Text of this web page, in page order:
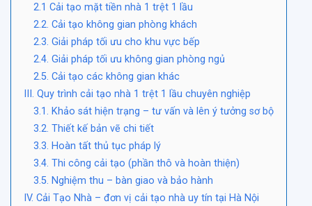
2.1 Cải tạo mặt tiền nhà 1 trệt 1 lầu
2.2. Cải tạo không gian phòng khách
2.3. Giải pháp tối ưu cho khu vực bếp
2.4. Giải pháp tối ưu không gian phòng ngủ
2.5. Cải tạo các không gian khác
III. Quy trình cải tạo nhà 1 trệt 1 lầu chuyên nghiệp
3.1. Khảo sát hiện trạng – tư vấn và lên ý tưởng sơ bộ
3.2. Thiết kế bản vẽ chi tiết
3.3. Hoàn tất thủ tục pháp lý
3.4. Thi công cải tạo (phần thô và hoàn thiện)
3.5. Nghiệm thu – bàn giao và bảo hành
IV. Cải Tạo Nhà – đơn vị cải tạo nhà uy tín tại Hà Nội